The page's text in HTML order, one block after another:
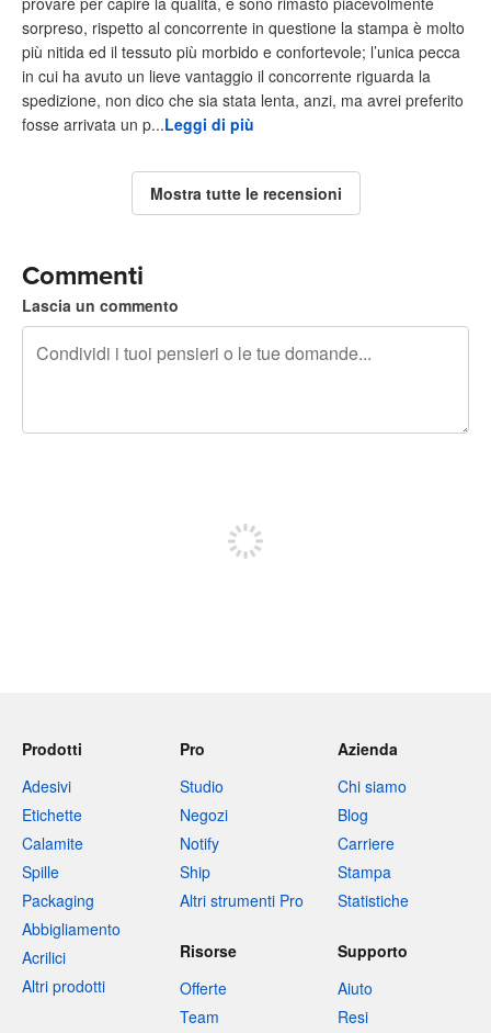
sorpreso, rispetto al concorrente in questione la stampa è molto
più nitida ed il tessuto più morbido e confortevole; l’unica pecca
in cui ha avuto un lieve vantaggio il concorrente riguarda la
spedizione, non dico che sia stata lenta, anzi, ma avrei preferito
fosse arrivata un p...Leggi di più
Mostra tutte le recensioni
Commenti
Lascia un commento
Prodotti
Adesivi
Etichette
Calamite
Spille
Packaging
Abbigliamento
Acrilici
Altri prodotti
Pro
Studio
Negozi
Notify
Ship
Altri strumenti Pro
Azienda
Chi siamo
Blog
Carriere
Stampa
Statistiche
Risorse
Offerte
Team
Supporto
Aiuto
Resi